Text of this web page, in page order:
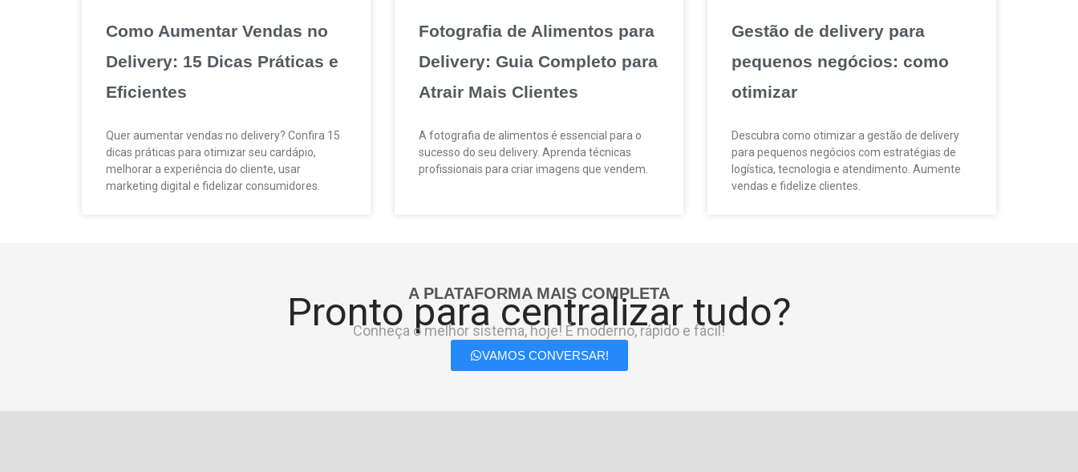
Como Aumentar Vendas no
Delivery: 15 Dicas Práticas e
Eficientes
Quer aumentar vendas no delivery? Confira 15
dicas práticas para otimizar seu cardápio,
melhorar a experiência do cliente, usar
marketing digital e fidelizar consumidores.
Fotografia de Alimentos para
Delivery: Guia Completo para
Atrair Mais Clientes
A fotografia de alimentos é essencial para o
sucesso do seu delivery. Aprenda técnicas
profissionais para criar imagens que vendem.
Gestão de delivery para
pequenos negócios: como
otimizar
Descubra como otimizar a gestão de delivery
para pequenos negócios com estratégias de
logística, tecnologia e atendimento. Aumente
vendas e fidelize clientes.
A PLATAFORMA MAIS COMPLETA
Pronto para centralizar tudo?
Conheça o melhor sistema, hoje! É moderno, rápido e fácil!
VAMOS CONVERSAR!